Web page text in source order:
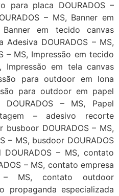
para placa DOURADOS –
– MS, Banner em
em tecido canvas
Adesiva DOURADOS – MS,
– MS, Impressão em tecido
Impressão em tela canvas
para outdoor em lona
para outdoor em papel
DOURADOS – MS, Papel
– adesivo recorte
busboor DOURADOS – MS,
– MS, busdoor DOURADOS
– MS, contato
– MS, contato empresa
– MS, contato outdoor
propaganda especializada